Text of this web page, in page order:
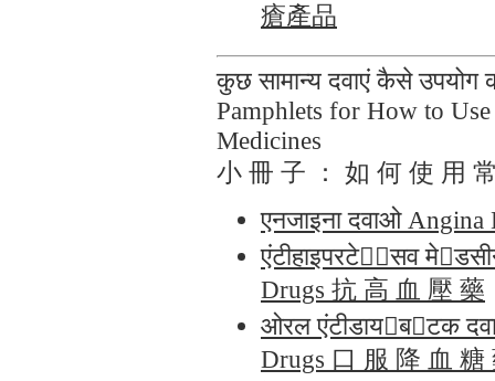
瘡產品
कुछ सामान्य दवाएं कैसे
Pamphlets for How to
Medicines
小 冊 子 ： 如 何 使 用
एनजाइना दवाओ
एंटीहाइपरटे󰇝󰇑सव
Drugs 抗 高 血 壓 藥
ओरल एंटीडाय󰇏ब󰇎टक
Drugs 口 服 降 血 糖